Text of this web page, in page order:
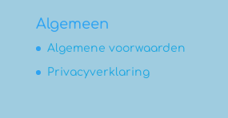
Algemeen
Algemene voorwaarden
Privacyverklaring